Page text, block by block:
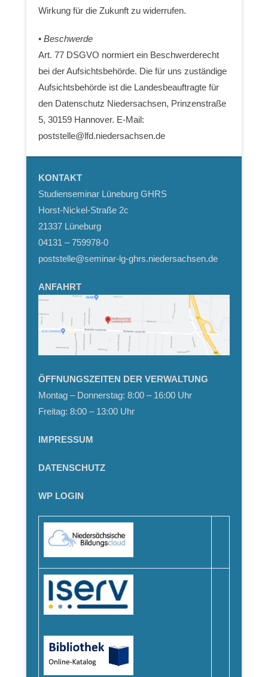
Wirkung für die Zukunft zu widerrufen.
• Beschwerde
Art. 77 DSGVO normiert ein Beschwerderecht
bei der Aufsichtsbehörde. Die für uns zuständige
Aufsichtsbehörde ist die Landesbeauftragte für
den Datenschutz Niedersachsen, Prinzenstraße
5, 30159 Hannover. E-Mail:
poststelle@lfd.niedersachsen.de
KONTAKT
Studienseminar Lüneburg GHRS
Horst-Nickel-Straße 2c
21337 Lüneburg
04131 – 759978-0
poststelle@seminar-lg-ghrs.niedersachsen.de
ANFAHRT
ÖFFNUNGSZEITEN DER VERWALTUNG
Montag – Donnerstag: 8:00 – 16:00 Uhr
Freitag: 8:00 – 13:00 Uhr
IMPRESSUM
DATENSCHUTZ
WP LOGIN